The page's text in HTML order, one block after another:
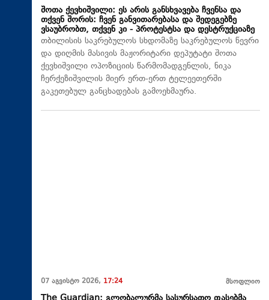
შოთა ქევხიშვილი: ეს არის განსხვავება ჩვენსა და
თქვენ შორის: ჩვენ განვითარებასა და შედეგებზე
ვსაუბრობთ, თქვენ კი - პროტესტსა და დესტრუქციაზე
თბილისის საკრებულოს სხდომაზე საკრებულოს წევრი
და დიღმის მასივის მაჟორიტარი დეპუტატი შოთა
ქევხიშვილი ოპოზიციის წარმომადგენლის, ნიკა
ჩერქეზიშვილის მიერ ერთ-ერთ ტელეეთერში
გაკეთებულ განცხადებას გამოეხმაურა.
07 აგვისტო 2026, 17:24 მსოფლიო